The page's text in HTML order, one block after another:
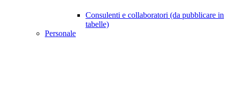
Consulenti e collaboratori (da pubblicare in
tabelle)
Personale